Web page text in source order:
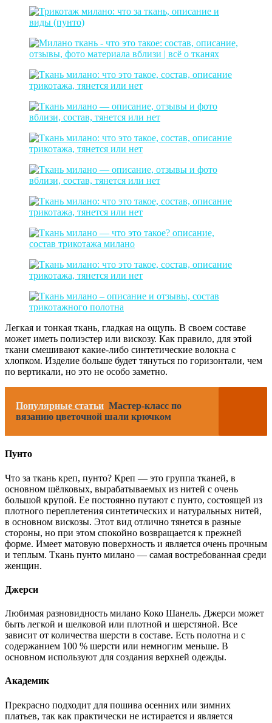
Легкая и тонкая ткань, гладкая на ощупь. В своем составе
может иметь полиэстер или вискозу. Как правило, для этой
ткани смешивают какие-либо синтетические волокна с
хлопком. Изделие больше будет тянуться по горизонтали, чем
по вертикали, но это не особо заметно.
Популярные статьи Мастер-класс по
вязанию цветочной шали крючком
Пунто
Что за ткань креп, пунто? Креп — это группа тканей, в
основном шёлковых, вырабатываемых из нитей с очень
большой крупой. Ее постоянно путают с пунто, состоящей из
плотного переплетения синтетических и натуральных нитей,
в основном вискозы. Этот вид отлично тянется в разные
стороны, но при этом спокойно возвращается к прежней
форме. Имеет матовую поверхность и является очень прочным
и теплым. Ткань пунто милано — самая востребованная среди
женщин.
Джерси
Любимая разновидность милано Коко Шанель. Джерси может
быть легкой и шелковой или плотной и шерстяной. Все
зависит от количества шерсти в составе. Есть полотна и с
содержанием 100 % шерсти или немногим меньше. В
основном используют для создания верхней одежды.
Академик
Прекрасно подходит для пошива осенних или зимних
платьев, так как практически не истирается и является